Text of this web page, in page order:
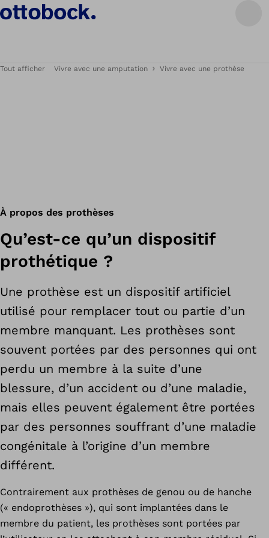
Tout afficher Vivre avec une amputation Vivre avec une prothèse
À propos des prothèses
Qu’est-ce qu’un dispositif
prothétique ?
Une prothèse est un dispositif artificiel
utilisé pour remplacer tout ou partie d’un
membre manquant. Les prothèses sont
souvent portées par des personnes qui ont
perdu un membre à la suite d’une
blessure, d’un accident ou d’une maladie,
mais elles peuvent également être portées
par des personnes souffrant d’une maladie
congénitale à l’origine d’un membre
différent.
Contrairement aux prothèses de genou ou de hanche
(« endoprothèses »), qui sont implantées dans le
membre du patient, les prothèses sont portées par